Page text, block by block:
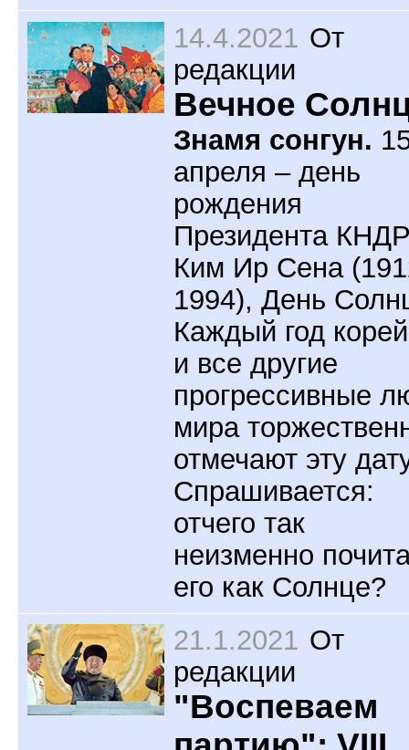
14.4.2021 От
редакции
Вечное
Знамя сонгун.
апреля – день
рождения
Президента
Ким Ир Сена
1994), День
Каждый год
и все другие
прогрессивные
мира
отмечают эту
Спрашивается:
отчего так
неизменно
его как Солнце?
21.1.2021 От
редакции
"Воспеваем